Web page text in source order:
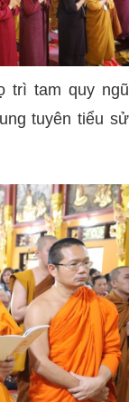
trì tam quy ngũ
tuyên tiểu sử